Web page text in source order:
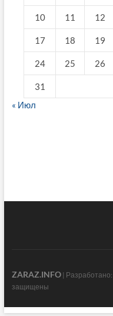
10 11 12
17 18 19
24 25 26
31
« Июл
ZARAZ.INFO| Разработано:
защищены